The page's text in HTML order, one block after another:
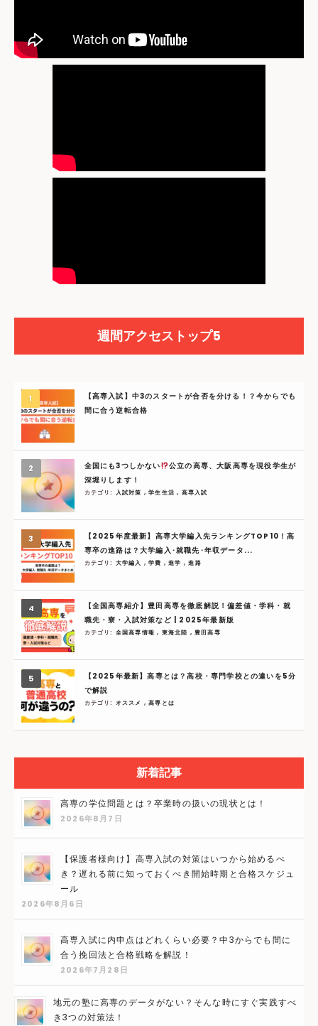
週間アクセストップ5
【高専入試】中3のスタートが合否を分ける！？今からでも
間に合う逆転合格
全国にも3つしかない
公立の高専、大阪高専を現役学生が
深堀りします！
カテゴリ: 入試対策 ,学生生活, 高専入試
【2025年度最新】高専大学編入先ランキングTOP10！高
専卒の進路は？大学編入･就職先･年収データ...
カテゴリ: 大学編入 ,学費 ,進学 ,進路
【全国高専紹介】豊田高専を徹底解説！偏差値・学科・就
職先・寮・入試対策など | 2025年最新版
カテゴリ: 全国高専情報, 東海北陸 ,豊田高専
【2025年最新】高専とは？高校・専門学校との違いを5分
で解説
カテゴリ: オススメ ,高専とは
新着記事
高専の学位問題とは？卒業時の扱いの現状とは！
2026年8月7日
【保護者様向け】高専入試の対策はいつから始めるべ
き？遅れる前に知っておくべき開始時期と合格スケジュ
ール
2026年8月6日
高専入試に内申点はどれくらい必要？中3からでも間に
合う挽回法と合格戦略を解説！
2026年7月28日
地元の塾に高専のデータがない？そんな時にすぐ実践すべ
き3つの対策法！